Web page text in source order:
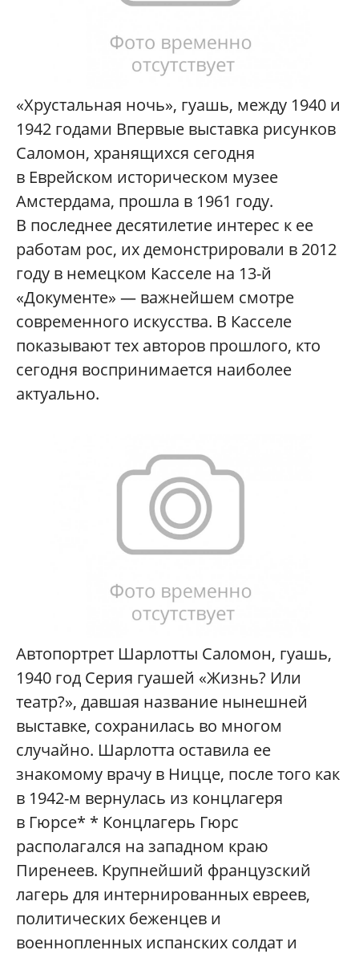
«Хрустальная ночь», гуашь, между 1940 и
1942 годами Впервые выставка рисунков
Саломон, хранящихся сегодня
в Еврейском историческом музее
Амстердама, прошла в 1961 году.
В последнее десятилетие интерес к ее
работам рос, их демонстрировали в 2012
году в немецком Касселе на 13-й
«Документе» — важнейшем смотре
современного искусства. В Касселе
показывают тех авторов прошлого, кто
сегодня воспринимается наиболее
актуально.
Автопортрет Шарлотты Саломон, гуашь,
1940 год Серия гуашей «Жизнь? Или
театр?», давшая название нынешней
выставке, сохранилась во многом
случайно. Шарлотта оставила ее
знакомому врачу в Ницце, после того как
в 1942-м вернулась из концлагеря
в Гюрсе* * Концлагерь Гюрс
располагался на западном краю
Пиренеев. Крупнейший французский
лагерь для интернированных евреев,
политических беженцев и
военнопленных испанских солдат и